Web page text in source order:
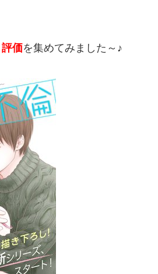
評価を集めてみました～♪